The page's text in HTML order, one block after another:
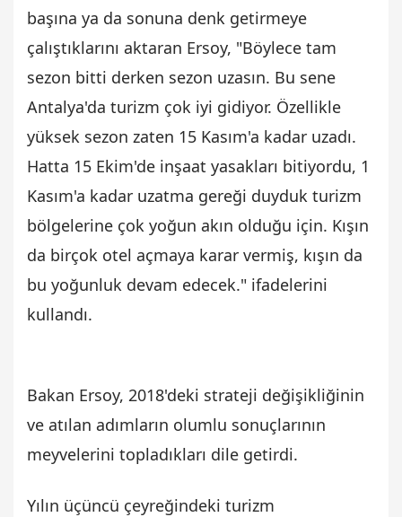
başına ya da sonuna denk getirmeye
çalıştıklarını aktaran Ersoy, "Böylece tam
sezon bitti derken sezon uzasın. Bu sene
Antalya'da turizm çok iyi gidiyor. Özellikle
yüksek sezon zaten 15 Kasım'a kadar uzadı.
Hatta 15 Ekim'de inşaat yasakları bitiyordu, 1
Kasım'a kadar uzatma gereği duyduk turizm
bölgelerine çok yoğun akın olduğu için. Kışın
da birçok otel açmaya karar vermiş, kışın da
bu yoğunluk devam edecek." ifadelerini
kullandı.
Bakan Ersoy, 2018'deki strateji değişikliğinin
ve atılan adımların olumlu sonuçlarının
meyvelerini topladıkları dile getirdi.
Yılın üçüncü çeyreğindeki turizm